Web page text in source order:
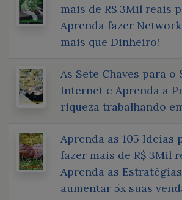
mais de R$ 3Mil reais
Aprenda fazer
mais que Dinheiro!
As Sete Chaves para o
Internet e Aprenda a
riqueza trabalhando
Aprenda as 105 Ideias
fazer mais de R$ 3Mil
Aprenda as
aumentar 5x suas